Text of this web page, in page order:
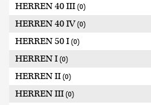
HERREN 40 III (0)
HERREN 40 IV(0)
HERREN 50 I (0)
HERREN I (0)
HERREN II (0)
HERREN III (0)